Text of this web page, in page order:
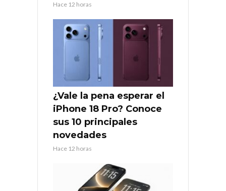
Hace 12 horas
¿Vale la pena esperar el
iPhone 18 Pro? Conoce
sus 10 principales
novedades
Hace 12 horas